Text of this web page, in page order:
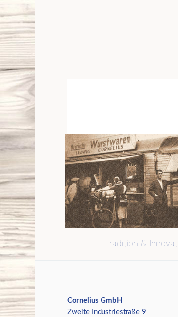
Tradition &
Cornelius GmbH
Zweite Industriestraße 9